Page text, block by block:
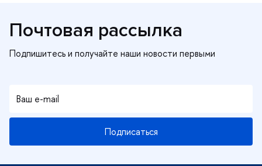
Почтовая рассылка
Подписаться